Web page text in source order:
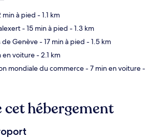
min à pied - 1.1 km
- 15 min à pied - 1.3 km
de Genève- 17 min à pied - 1.5 km
en voiture- 2.1 km
mondiale du commerce- 7 min en voiture-
cet hébergement